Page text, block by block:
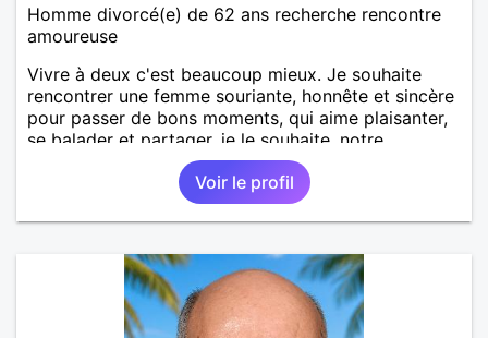
Homme divorcé(e) de 62 ans recherche rencontre
amoureuse
Vivre à deux c'est beaucoup mieux. Je souhaite
rencontrer une femme souriante, honnête et sincère
pour passer de bons moments, qui aime plaisanter,
se balader et partager, je le souhaite, notre
complicité. J'aime beaucoup les chantiers de
randonnée pour se défouler, se relaxer, se détendre
et finalement prendre du bon temps. C'est difficile
de tout dire en quelques lignes. En revanche, vous
d'informations. A bientôt
Voir le profil